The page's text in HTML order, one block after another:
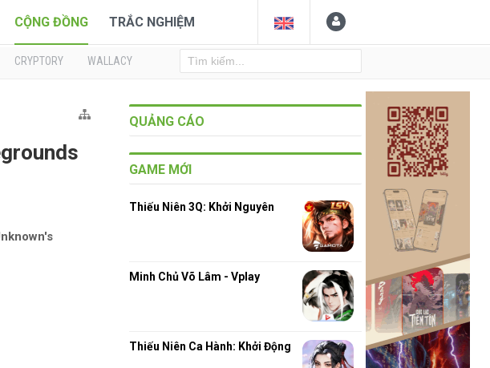
CỘNG ĐỒNG TRẮC NGHIỆM
CRYPTORY WALLACY
QUẢNG CÁO
GAME MỚI
Thiếu Niên 3Q: Khởi Nguyên
Minh Chủ Võ Lâm - Vplay
Thiếu Niên Ca Hành: Khởi Động